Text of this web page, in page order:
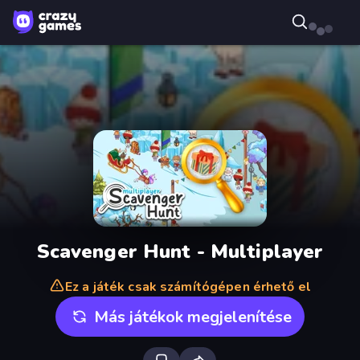
Scavenger Hunt - Multiplayer
Ez a játék csak számítógépen érhető el
Más játékok megjelenítése